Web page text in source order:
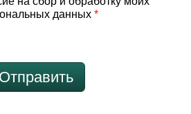
данных *
Отправить